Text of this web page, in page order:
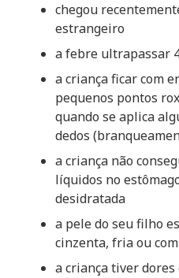
chegou
estrangeiro
a febre ultrapassar
a criança ficar com
pequenos pontos
quando se aplica
dedos
a criança não
líquidos no
desidratada
a pele do seu filho
cinzenta, fria ou
a criança tiver dores